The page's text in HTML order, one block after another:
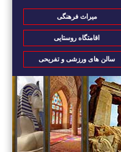
میراث فرهنگی
اقامتگاه روستایی
سالن های ورزشی و تفریحی